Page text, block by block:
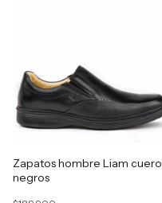
Zapatos hombre Liam cuero
negros